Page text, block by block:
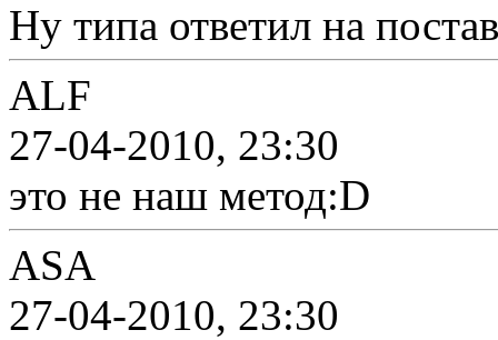
Ну типа ответил на
ALF
27-04-2010, 23:30
это не наш метод:D
ASA
27-04-2010, 23:30